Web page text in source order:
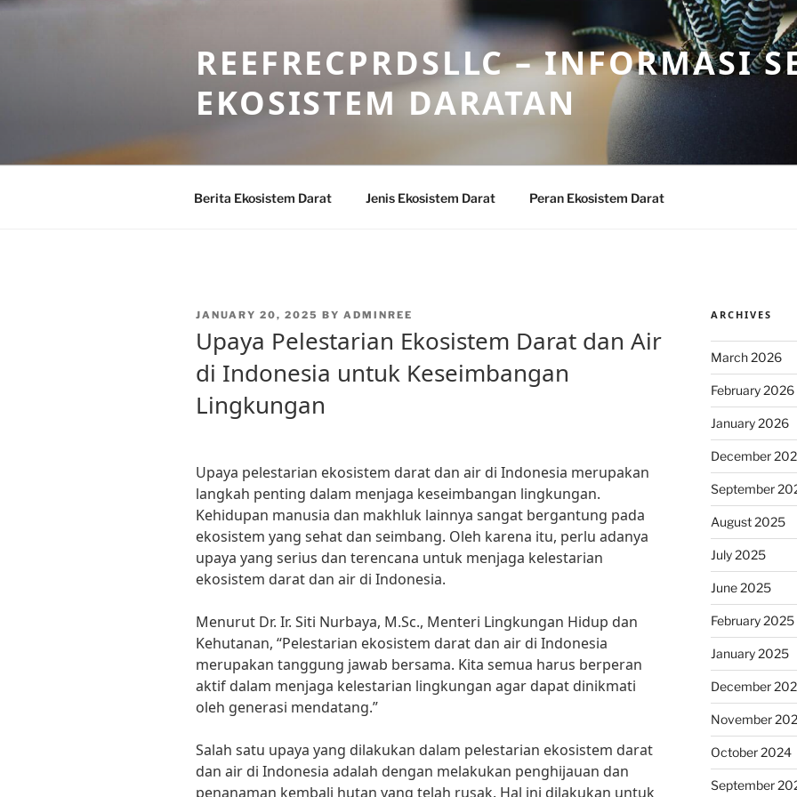
Skip
REEFRECPRDSLLC – INFORMASI
EKOSISTEM DARATAN
Berita Ekosistem Darat Jenis Ekosistem Darat Peran Ekosistem Darat
POSTED
JANUARY 20, 2025 BY ADMINREE
Upaya Pelestarian Ekosistem Darat dan Air
di Indonesia untuk Keseimbangan
Lingkungan
Upaya pelestarian ekosistem darat dan air di Indonesia merupakan
langkah penting dalam menjaga keseimbangan lingkungan.
Kehidupan manusia dan makhluk lainnya sangat bergantung pada
ekosistem yang sehat dan seimbang. Oleh karena itu, perlu adanya
upaya yang serius dan terencana untuk menjaga kelestarian
ekosistem darat dan air di Indonesia.
Menurut Dr. Ir. Siti Nurbaya, M.Sc., Menteri Lingkungan Hidup dan
Kehutanan, “Pelestarian ekosistem darat dan air di Indonesia
merupakan tanggung jawab bersama. Kita semua harus berperan
aktif dalam menjaga kelestarian lingkungan agar dapat dinikmati
oleh generasi mendatang.”
Salah satu upaya yang dilakukan dalam pelestarian ekosistem darat
dan air di Indonesia adalah dengan melakukan penghijauan dan
penanaman kembali hutan yang telah rusak. Hal ini dilakukan untuk
ARCHIVES
March 2026
February 2026
January 2026
December
September
August 2025
July 2025
June 2025
February 2025
January 2025
December
November
October 2024
September